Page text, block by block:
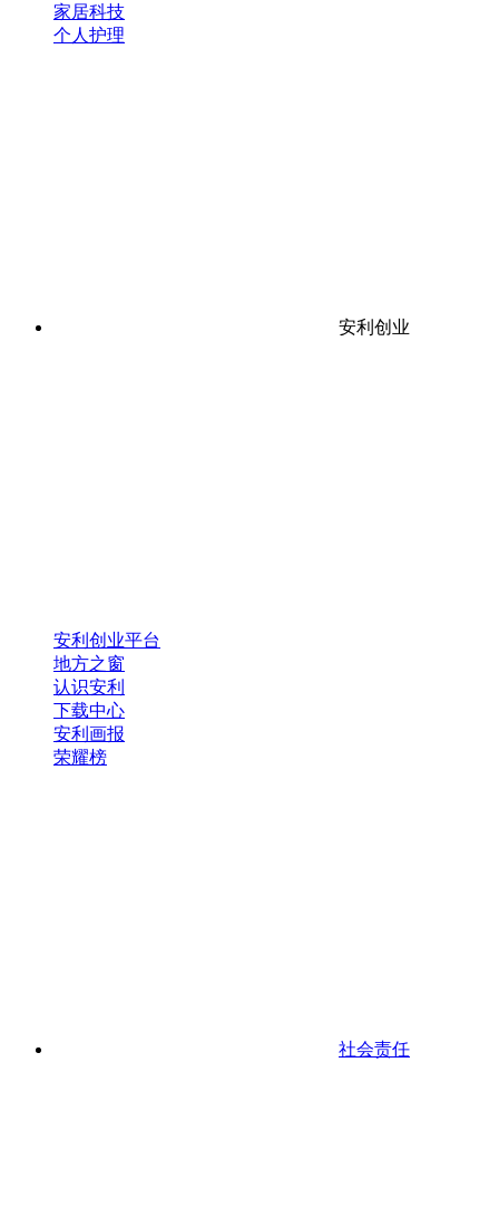
家居科技
个人护理
安利创业
安利创业平台
地方之窗
认识安利
下载中心
安利画报
荣耀榜
社会责任